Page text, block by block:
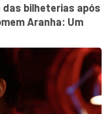
bilheterias após
Aranha: Um